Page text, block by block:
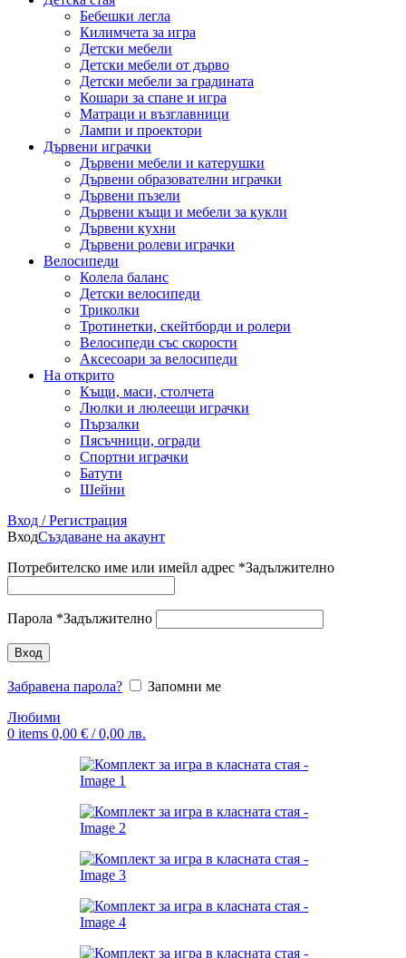
Бебешки легла
Килимчета за игра
Детски мебели
Детски мебели от дърво
Детски мебели за градината
Кошари за спане и игра
Матраци и възглавници
Лампи и проектори
Дървени играчки
Дървени мебели и катерушки
Дървени образователни играчки
Дървени пъзели
Дървени къщи и мебели за кукли
Дървени кухни
Дървени ролеви играчки
Велосипеди
Колела баланс
Детски велосипеди
Триколки
Тротинетки, скейтборди и ролери
Велосипеди със скорости
Аксесоари за велосипеди
На открито
Къщи, маси, столчета
Люлки и люлеещи играчки
Пързалки
Пясъчници, огради
Спортни играчки
Батути
Шейни
Вход / Регистрация
ВходСъздаване на акаунт
Потребителско име или имейл адрес *Задължително
Парола *Задължително
Вход
Забравена парола?
Запомни ме
Любими
0 items 0,00 € / 0,00 лв.